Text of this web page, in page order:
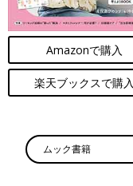
Amazonで購入
楽天ブックスで購入
ムック書籍